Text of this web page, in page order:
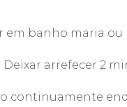
em banho maria
Deixar arrefecer 2
continuamente